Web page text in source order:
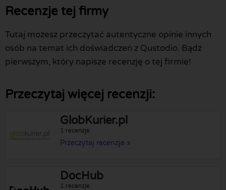
Recenzje tej firmy
Tutaj możesz przeczytać autentyczne opinie innych
osób na temat ich doświadczeń z Qustodio. Bądź
pierwszym, który napisze recenzję o tej firmie!
Przeczytaj więcej recenzji:
GlobKurier.pl
1 recenzje
Przeczytaj recenzje »
DocHub
1 recenzje